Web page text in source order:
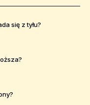
się z tyłu?